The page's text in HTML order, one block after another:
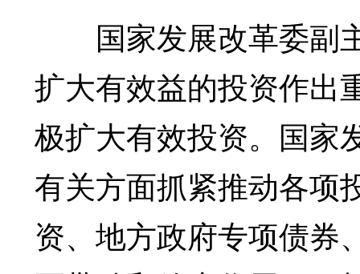
国家发展改革委副
扩大有效益的投资作出
极扩大有效投资。国家
有关方面抓紧推动各项
资、地方政府专项债券